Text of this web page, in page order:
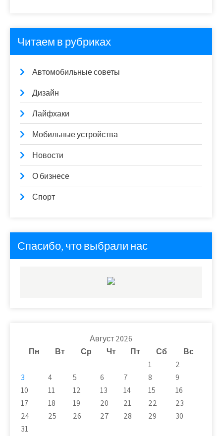
Читаем в рубриках
Автомобильные советы
Дизайн
Лайфхаки
Мобильные устройства
Новости
О бизнесе
Спорт
Спасибо, что выбрали нас
Август 2026
Пн
Вт Ср Чт Пт Сб
Вс
1
2
3
4 5 6 7 8
9
10
11 12 13 14 15
16
17
18 19 20 21 22
23
24
25 26 27 28 29
30
31